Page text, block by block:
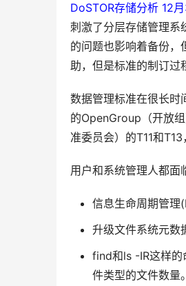
DoSTOR存储分析 12月
刺激了分层存储管理系
的问题也影响着备份，
助，但是标准的制订过
数据管理标准在很长时
的OpenGroup（开放
准委员会）的T11和
用户和系统管理人都面
信息生命周期管理
升级文件系统元数
find和ls -IR这样的
件类型的文件数量。